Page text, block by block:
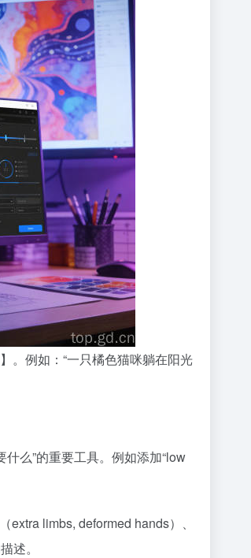
。例如：“一只橘色猫咪躺在阳光
么”的重要工具。例如添加“low
limbs, deformed hands）、
述。